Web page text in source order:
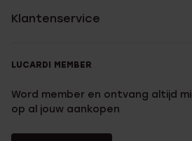
Klantenservice
LUCARDI MEMBER
Word member en ontvang altijd
op al jouw aankopen